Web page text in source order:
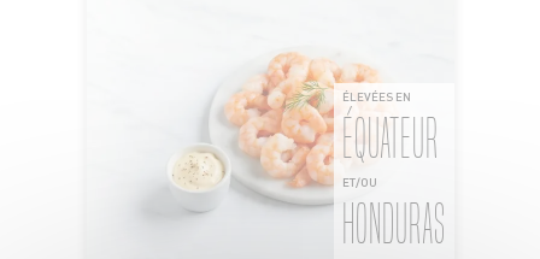
ÉLEVÉES EN
ÉQUATEUR
ET/OU
HONDURAS